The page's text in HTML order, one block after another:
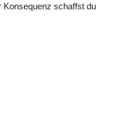
Konsequenz schaffst du